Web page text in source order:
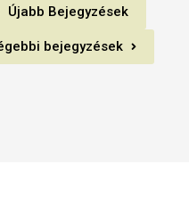
Újabb Bejegyzések
bejegyzések